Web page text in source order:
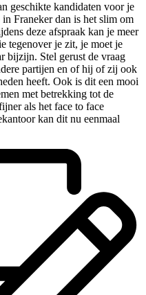
geschikte kandidaten voor je
Franeker dan is het slim om
deze afspraak kan je meer
tegenover je zit, je moet je
bijzijn. Stel gerust de vraag
partijen en of hij of zij ook
heeft. Ook is dit een mooi
met betrekking tot de
als het face to face
kan dit nu eenmaal